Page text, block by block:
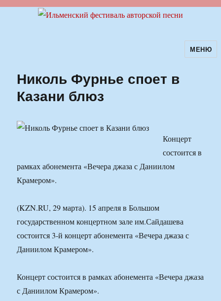
Ильменский фестиваль авторскойМЕНЮ
Николь Фурнье споет в
Казани блюз
Концерт
состоится в
рамках абонемента «Вечера джаза с Даниилом
Крамером».
(KZN.RU, 29 марта). 15 апреля в Большом
государственном концертном зале им.Сайдашева
состоится 3-й концерт абонемента «Вечера джаза с
Даниилом Крамером».
Концерт состоится в рамках абонемента «Вечера джаза
с Даниилом Крамером».